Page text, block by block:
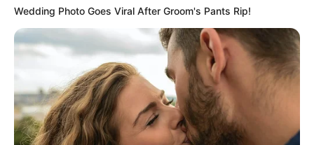
Wedding Photo Goes Viral After Groom's Pants Rip!